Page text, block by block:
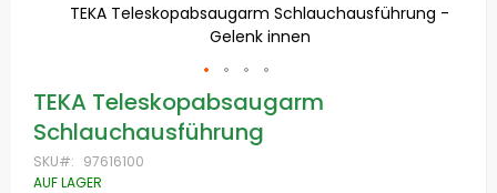
TEKA Teleskopabsaugarm Schlauchausführung -
Gelenk innen
Zum
Anfang
der
springen
TEKA Teleskopabsaugarm
Schlauchausführung
SKU
97616100
AUF LAGER